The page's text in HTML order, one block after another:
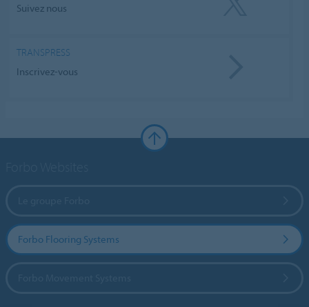
Suivez nous
TRANSPRESS
Inscrivez-vous
Forbo Flooring Systems